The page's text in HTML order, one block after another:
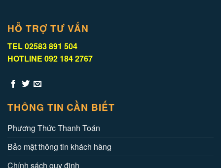
HỖ TRỢ TƯ VẤN
TEL 02583 891 504
HOTLINE 092 184 2767
THÔNG TIN CẦN BIẾT
Phương Thức Thanh Toán
Bảo mật thông tin khách hàng
Chính sách quy định